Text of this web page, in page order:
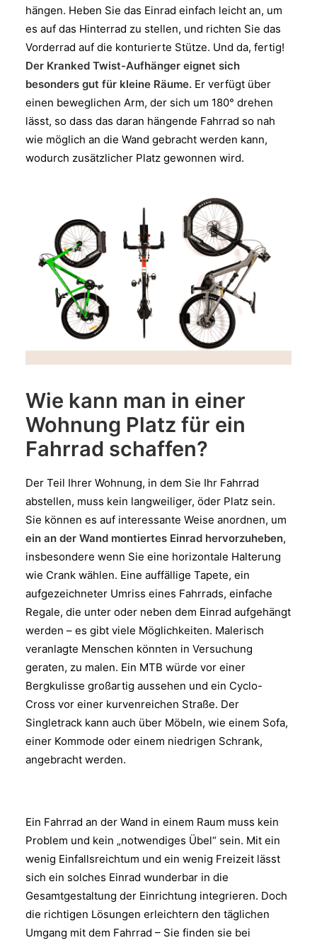
hängen. Heben Sie das Einrad einfach leicht an, um
es auf das Hinterrad zu stellen, und richten Sie das
Vorderrad auf die konturierte Stütze. Und da, fertig!
Der Kranked Twist-Aufhänger eignet sich
besonders gut für kleine Räume. Er verfügt über
einen beweglichen Arm, der sich um 180° drehen
lässt, so dass das daran hängende Fahrrad so nah
wie möglich an die Wand gebracht werden kann,
wodurch zusätzlicher Platz gewonnen wird.
Wie kann man in einer
Wohnung Platz für ein
Fahrrad schaffen?
Der Teil Ihrer Wohnung, in dem Sie Ihr Fahrrad
abstellen, muss kein langweiliger, öder Platz sein.
Sie können es auf interessante Weise anordnen, um
ein an der Wand montiertes Einrad hervorzuheben,
insbesondere wenn Sie eine horizontale Halterung
wie Crank wählen. Eine auffällige Tapete, ein
aufgezeichneter Umriss eines Fahrrads, einfache
Regale, die unter oder neben dem Einrad aufgehängt
werden – es gibt viele Möglichkeiten. Malerisch
veranlagte Menschen könnten in Versuchung
geraten, zu malen. Ein MTB würde vor einer
Bergkulisse großartig aussehen und ein Cyclo-
Cross vor einer kurvenreichen Straße. Der
Singletrack kann auch über Möbeln, wie einem Sofa,
einer Kommode oder einem niedrigen Schrank,
angebracht werden.
Ein Fahrrad an der Wand in einem Raum muss kein
Problem und kein „notwendiges Übel“ sein. Mit ein
wenig Einfallsreichtum und ein wenig Freizeit lässt
sich ein solches Einrad wunderbar in die
Gesamtgestaltung der Einrichtung integrieren. Doch
die richtigen Lösungen erleichtern den täglichen
Umgang mit dem Fahrrad – Sie finden sie bei